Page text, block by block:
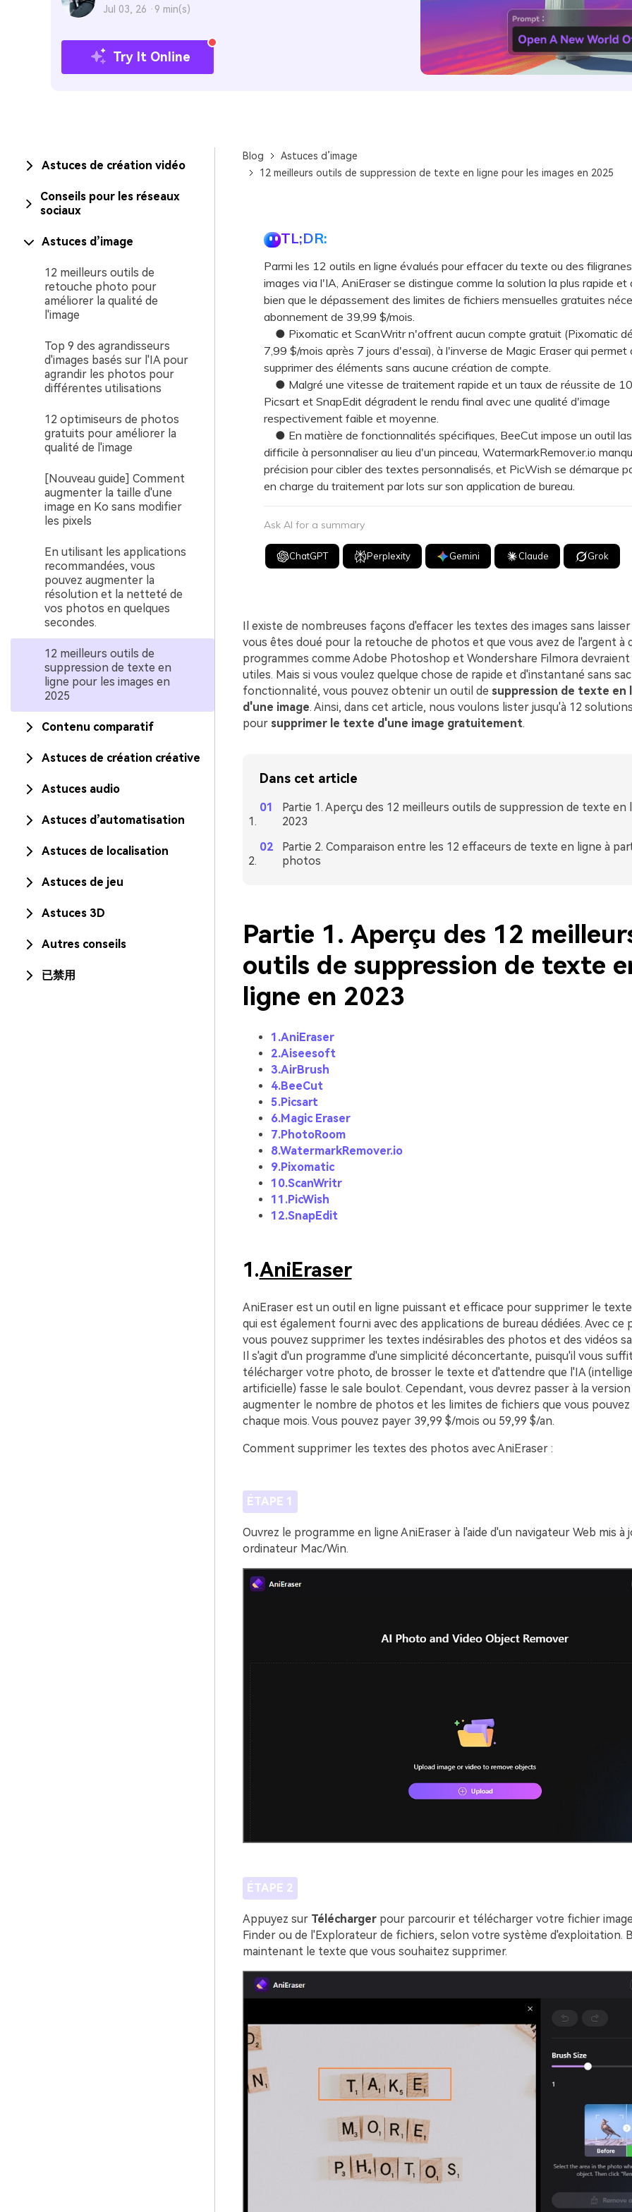
Jul 03, 26 · 9 min(s)
Try It Online
Astuces de création vidéo
Conseils pour les réseaux
sociaux
Astuces d’image
12 meilleurs outils de
retouche photo pour
améliorer la qualité de
l'image
Top 9 des agrandisseurs
d'images basés sur l'IA pour
agrandir les photos pour
différentes utilisations
12 optimiseurs de photos
gratuits pour améliorer la
qualité de l'image
[Nouveau guide] Comment
augmenter la taille d'une
image en Ko sans modifier
les pixels
En utilisant les applications
recommandées, vous
pouvez augmenter la
résolution et la netteté de
vos photos en quelques
secondes.
12 meilleurs outils de
suppression de texte en
ligne pour les images en
2025
Contenu comparatif
Astuces de création créative
Astuces audio
Astuces d’automatisation
Astuces de localisation
Astuces de jeu
Astuces 3D
Autres conseils
已禁用
Blog
Astuces d’image
12 meilleurs outils de suppression de texte en ligne pour les images en 2025
TL;DR:
Parmi les 12 outils en ligne évalués pour effacer du texte ou des
images via l'IA, AniEraser se distingue comme la solution la plus rapide et
bien que le dépassement des limites de fichiers mensuelles gratuites
abonnement de 39,99 $/mois.
● Pixomatic et ScanWritr n'offrent aucun compte gratuit (Pixomatic
7,99 $/mois après 7 jours d'essai), à l'inverse de Magic Eraser qui permet
supprimer des éléments sans aucune création de compte.
● Malgré une vitesse de traitement rapide et un taux de réussite de
Picsart et SnapEdit dégradent le rendu final avec une qualité d'image
respectivement faible et moyenne.
● En matière de fonctionnalités spécifiques, BeeCut impose un outil
difficile à personnaliser au lieu d'un pinceau, WatermarkRemover.io
précision pour cibler des textes personnalisés, et PicWish se démarque
en charge du traitement par lots sur son application de bureau.
Ask AI for a summary
ChatGPT Perplexity Gemini Claude Grok
Il existe de nombreuses façons d'effacer les textes des images sans laisser
vous êtes doué pour la retouche de photos et que vous avez de l'argent à
programmes comme Adobe Photoshop et Wondershare Filmora
utiles. Mais si vous voulez quelque chose de rapide et d'instantané sans
fonctionnalité, vous pouvez obtenir un outil de suppression de texte en
d'une image. Ainsi, dans cet article, nous voulons lister jusqu'à 12
pour supprimer le texte d'une image gratuitement.
Dans cet article
Partie 1. Aperçu des 12 meilleurs outils de suppression de texte en
2023
Partie 2. Comparaison entre les 12 effaceurs de texte en ligne à
photos
Partie 1. Aperçu des 12
outils de suppression de texte
ligne en 2023
1.AniEraser
2.Aiseesoft
3.AirBrush
4.BeeCut
5.Picsart
6.Magic Eraser
7.PhotoRoom
8.WatermarkRemover.io
9.Pixomatic
10.ScanWritr
11.PicWish
12.SnapEdit
1.AniEraser
AniEraser est un outil en ligne puissant et efficace pour supprimer le texte
qui est également fourni avec des applications de bureau dédiées. Avec ce
vous pouvez supprimer les textes indésirables des photos et des vidéos
Il s'agit d'un programme d'une simplicité déconcertante, puisqu'il vous
télécharger votre photo, de brosser le texte et d'attendre que l'IA
artificielle) fasse le sale boulot. Cependant, vous devrez passer à la
augmenter le nombre de photos et les limites de fichiers que vous
chaque mois. Vous pouvez payer 39,99 $/mois ou 59,99 $/an.
Comment supprimer les textes des photos avec AniEraser :
ÉTAPE 1
Ouvrez le programme en ligne AniEraser à l'aide d'un navigateur Web mis
ordinateur Mac/Win.
ÉTAPE 2
Appuyez sur Télécharger pour parcourir et télécharger votre fichier
Finder ou de l'Explorateur de fichiers, selon votre système d'exploitation.
maintenant le texte que vous souhaitez supprimer.